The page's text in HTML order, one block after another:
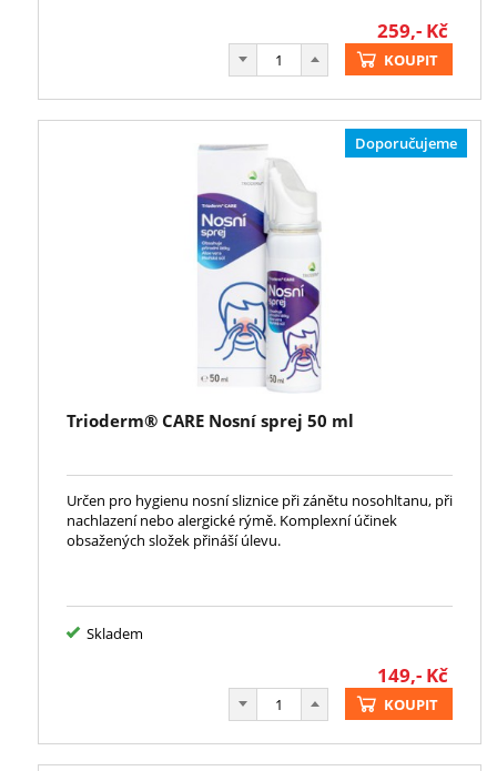
259,- Kč
KOUPIT
Doporučujeme
Trioderm® CARE Nosní sprej 50 ml
Určen pro hygienu nosní sliznice při zánětu nosohltanu, při
nachlazení nebo alergické rýmě. Komplexní účinek
obsažených složek přináší úlevu.
Skladem
149,- Kč
KOUPIT